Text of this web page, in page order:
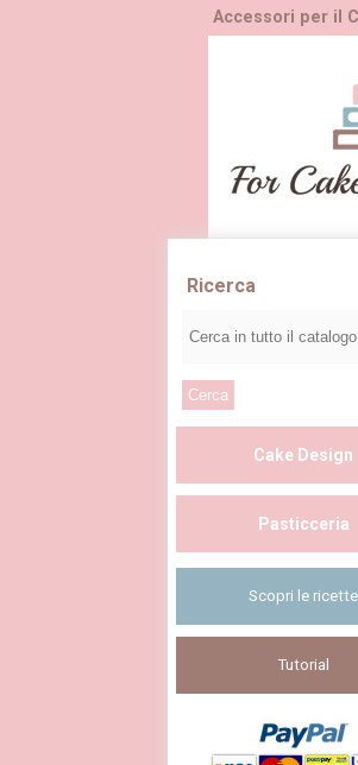
Accessori per il
Ricerca
Cake Design
Pasticceria
Scopri le ricette
Tutorial